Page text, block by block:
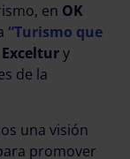
en OK
“Turismo que
Exceltury
de la
una visión
promover